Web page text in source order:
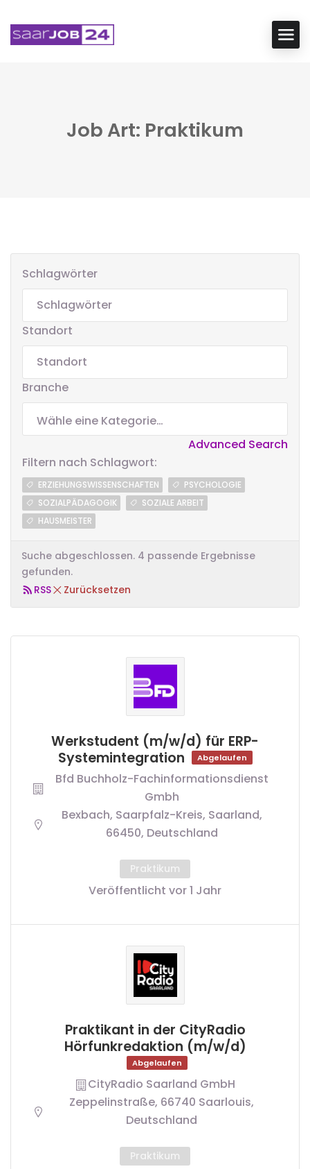
Job Art: Praktikum
Schlagwörter
Standort
Branche
Advanced Search
Filtern nach Schlagwort:
ERZIEHUNGSWISSENSCHAFTEN
PSYCHOLOGIE
SOZIALPÄDAGOGIK
SOZIALE ARBEIT
HAUSMEISTER
Suche abgeschlossen. 4 passende Ergebnisse
gefunden.
Zurücksetzen
RSS
Werkstudent (m/w/d) für ERP-
Systemintegration
Abgelaufen
Bfd Buchholz-Fachinformationsdienst
Gmbh
Bexbach, Saarpfalz-Kreis, Saarland,
66450, Deutschland
Praktikum
Veröffentlicht vor 1 Jahr
Praktikant in der CityRadio
Hörfunkredaktion (m/w/d)
Abgelaufen
CityRadio Saarland GmbH
Zeppelinstraße, 66740 Saarlouis,
Deutschland
Praktikum